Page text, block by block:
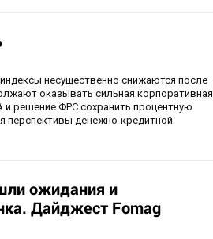
несущественно снижаются после
оказывать сильная корпоративная
решение ФРС сохранить процентную
перспективы денежно-кредитной
ожидания и
Дайджест Fomag